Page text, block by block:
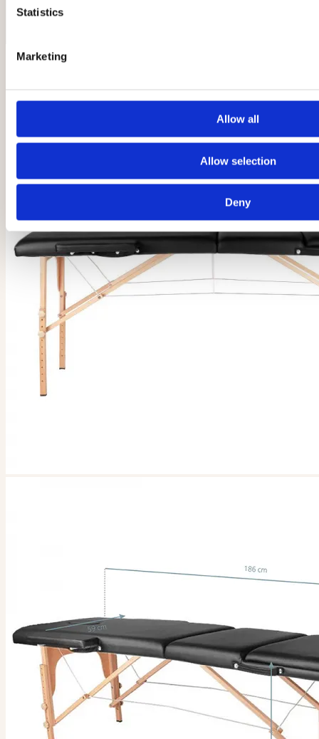
Statistics
Marketing
Allow all
Allow selection
Deny